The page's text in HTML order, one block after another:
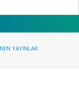
YAYINLAR